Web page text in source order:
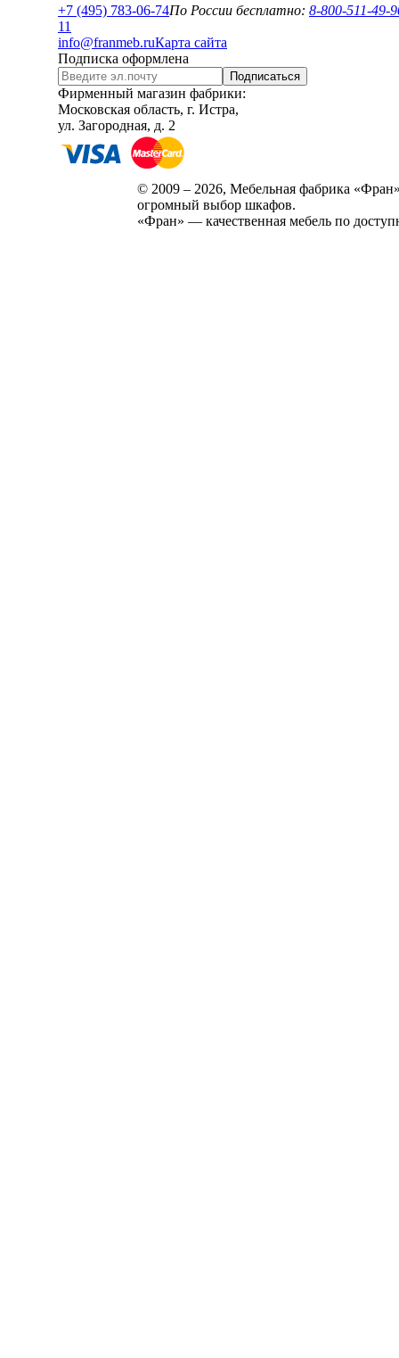
+7 (495) 783-06-74По России бесплатно: 8-800-511-49-
11
info@franmeb.ruКарта сайта
Подписка оформлена
Подписаться
Фирменный магазин фабрики:
Московская область, г. Истра,
ул. Загородная, д. 2
© 2009 – 2026, Мебельная фабрика
огромный выбор шкафов.
«Фран» — качественная мебель по